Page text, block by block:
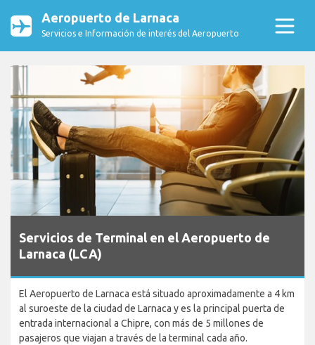
Aeropuerto de Larnaca
Servicios e Información de interés del Aeropuerto
Servicios de Terminal en el Aeropuerto de
Larnaca (LCA)
El Aeropuerto de Larnaca está situado aproximadamente a 4 km
al suroeste de la ciudad de Larnaca y es la principal puerta de
entrada internacional a Chipre, con más de 5 millones de
pasajeros que viajan a través de la terminal cada año.